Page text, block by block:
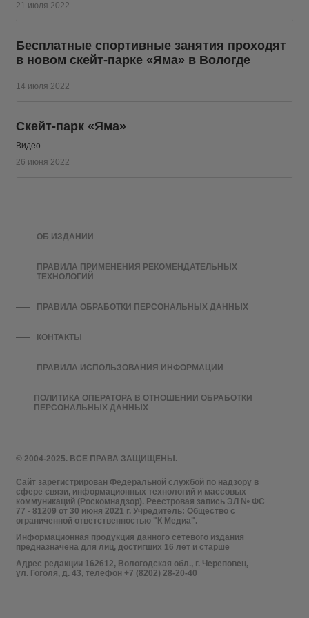
21 июля 2022
Бесплатные спортивные занятия проходят
в новом скейт-парке «Яма» в Вологде
14 июля 2022
Скейт-парк «Яма»
Видео
26 июня 2022
© 2004-2025. ВСЕ ПРАВА ЗАЩИЩЕНЫ.
Сайт зарегистрирован Федеральной службой по надзору в
сфере связи, информационных технологий и массовых
коммуникаций (Роскомнадзор). Реестровая запись ЭЛ № ФС
77 - 81209 от 30 июня 2021 г. Учредитель: Общество с
ограниченной ответственностью "К Медиа".
Информационная продукция данного сетевого издания
предназначена для лиц, достигших 16 лет и старше
Адрес редакции 162612, Вологодская обл., г. Череповец,
ул. Гоголя, д. 43, телефон +7 (8202) 28-20-40
ОБ ИЗДАНИИ
ПРАВИЛА ПРИМЕНЕНИЯ РЕКОМЕНДАТЕЛЬНЫХ
ТЕХНОЛОГИЙ
ПРАВИЛА ОБРАБОТКИ ПЕРСОНАЛЬНЫХ ДАННЫХ
КОНТАКТЫ
ПРАВИЛА ИСПОЛЬЗОВАНИЯ ИНФОРМАЦИИ
ПОЛИТИКА ОПЕРАТОРА В ОТНОШЕНИИ ОБРАБОТКИ
ПЕРСОНАЛЬНЫХ ДАННЫХ